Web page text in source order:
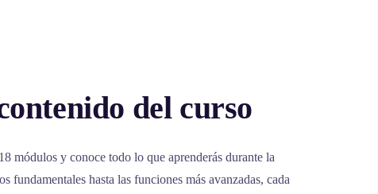
del curso
módulos y conoce todo lo que aprenderás durante la
fundamentales hasta las funciones más avanzadas, cada